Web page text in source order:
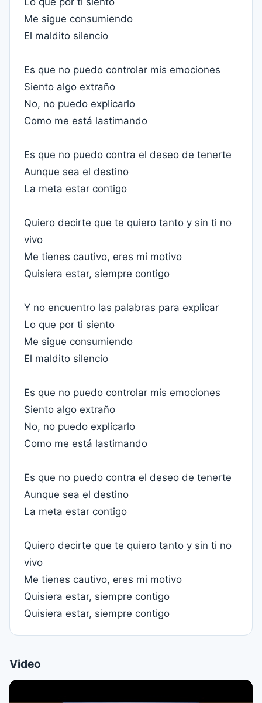
Me sigue consumiendo
El maldito silencio
Es que no puedo controlar mis emociones
Siento algo extraño
No, no puedo explicarlo
Como me está lastimando
Es que no puedo contra el deseo de tenerte
Aunque sea el destino
La meta estar contigo
Quiero decirte que te quiero tanto y sin ti no
vivo
Me tienes cautivo, eres mi motivo
Quisiera estar, siempre contigo
Y no encuentro las palabras para explicar
Lo que por ti siento
Me sigue consumiendo
El maldito silencio
Es que no puedo controlar mis emociones
Siento algo extraño
No, no puedo explicarlo
Como me está lastimando
Es que no puedo contra el deseo de tenerte
Aunque sea el destino
La meta estar contigo
Quiero decirte que te quiero tanto y sin ti no
vivo
Me tienes cautivo, eres mi motivo
Quisiera estar, siempre contigo
Quisiera estar, siempre contigo
Video